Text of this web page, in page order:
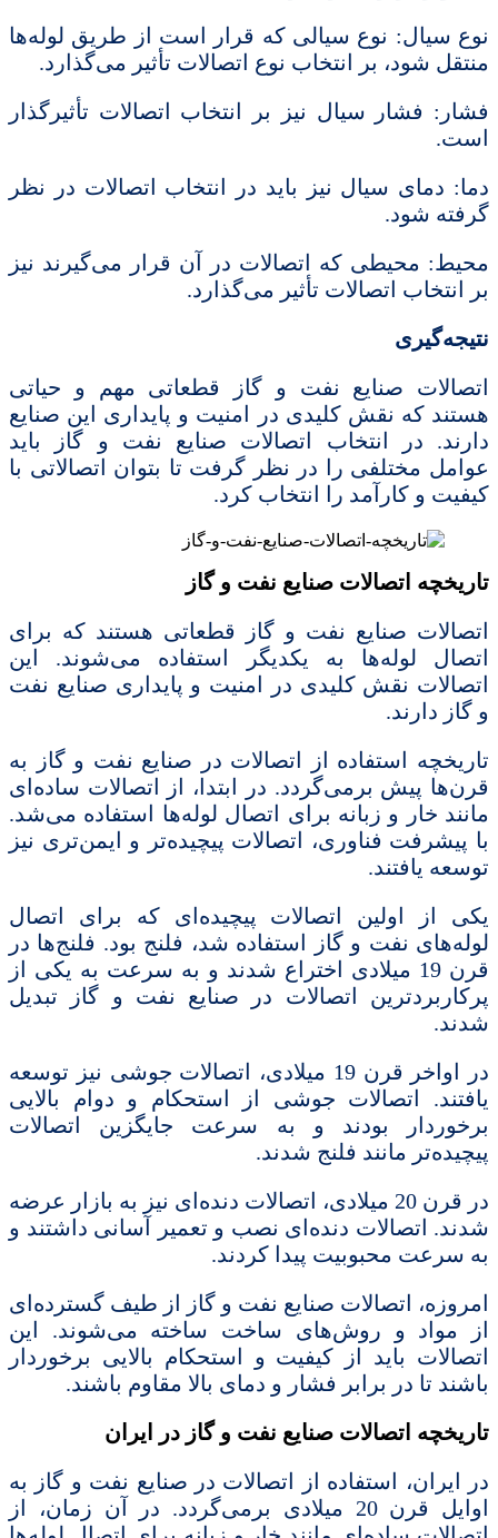
نوع سیال: نوع سیالی که قرار است از طریق لوله‌ها
منتقل شود، بر انتخاب نوع اتصالات تأثیر می‌گذارد.
فشار: فشار سیال نیز بر انتخاب اتصالات تأثیرگذار
است.
دما: دمای سیال نیز باید در انتخاب اتصالات در نظر
گرفته شود.
محیط: محیطی که اتصالات در آن قرار می‌گیرند نیز
بر انتخاب اتصالات تأثیر می‌گذارد.
نتیجه‌گیری
اتصالات صنایع نفت و گاز قطعاتی مهم و حیاتی
هستند که نقش کلیدی در امنیت و پایداری این صنایع
دارند. در انتخاب اتصالات صنایع نفت و گاز باید
عوامل مختلفی را در نظر گرفت تا بتوان اتصالاتی با
کیفیت و کارآمد را انتخاب کرد.
تاریخچه اتصالات صنایع نفت و گاز
اتصالات صنایع نفت و گاز قطعاتی هستند که برای
اتصال لوله‌ها به یکدیگر استفاده می‌شوند. این
اتصالات نقش کلیدی در امنیت و پایداری صنایع نفت
و گاز دارند.
تاریخچه استفاده از اتصالات در صنایع نفت و گاز به
قرن‌ها پیش برمی‌گردد. در ابتدا، از اتصالات ساده‌ای
مانند خار و زبانه برای اتصال لوله‌ها استفاده می‌شد.
با پیشرفت فناوری، اتصالات پیچیده‌تر و ایمن‌تری نیز
توسعه یافتند.
یکی از اولین اتصالات پیچیده‌ای که برای اتصال
لوله‌های نفت و گاز استفاده شد، فلنج بود. فلنج‌ها در
قرن 19 میلادی اختراع شدند و به سرعت به یکی از
پرکاربردترین اتصالات در صنایع نفت و گاز تبدیل
شدند.
در اواخر قرن 19 میلادی، اتصالات جوشی نیز توسعه
یافتند. اتصالات جوشی از استحکام و دوام بالایی
برخوردار بودند و به سرعت جایگزین اتصالات
پیچیده‌تر مانند فلنج شدند.
در قرن 20 میلادی، اتصالات دنده‌ای نیز به بازار عرضه
شدند. اتصالات دنده‌ای نصب و تعمیر آسانی داشتند و
به سرعت محبوبیت پیدا کردند.
امروزه، اتصالات صنایع نفت و گاز از طیف گسترده‌ای
از مواد و روش‌های ساخت ساخته می‌شوند. این
اتصالات باید از کیفیت و استحکام بالایی برخوردار
باشند تا در برابر فشار و دمای بالا مقاوم باشند.
تاریخچه اتصالات صنایع نفت و گاز در ایران
در ایران، استفاده از اتصالات در صنایع نفت و گاز به
اوایل قرن 20 میلادی برمی‌گردد. در آن زمان، از